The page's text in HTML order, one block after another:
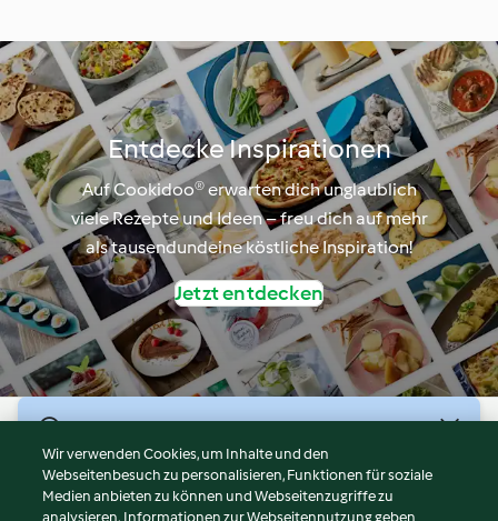
Entdecke Inspirationen
Auf Cookidoo® erwarten dich unglaublich
viele Rezepte und Ideen – freu dich auf mehr
als tausendundeine köstliche Inspiration!
Jetzt entdecken
Nutzungsbedingungen
Datenschutzrichtlinien
Wir verwenden Cookies, um Inhalte und den
Webseitenbesuch zu personalisieren, Funktionen für soziale
Medien anbieten zu können und Webseitenzugriffe zu
analysieren. Informationen zur Webseitennutzung geben